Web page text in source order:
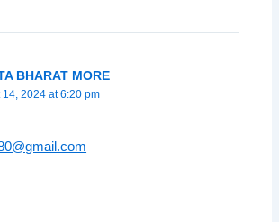
BHARAT MORE
14, 2024 at 6:20 pm